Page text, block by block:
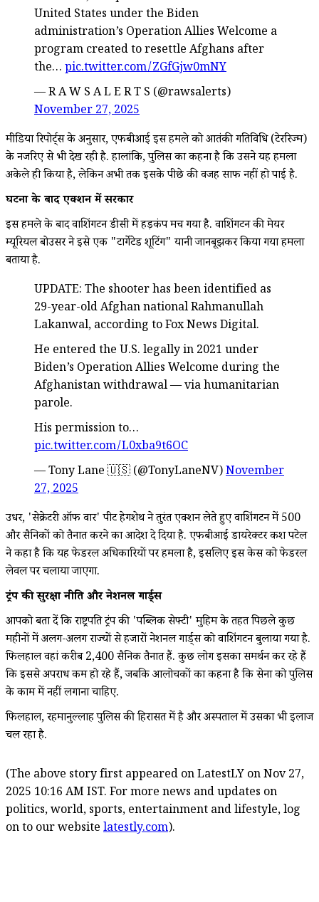
United States under the Biden
administration’s Operation Allies Welcome a
program created to resettle Afghans after
the… pic.twitter.com/ZGfGjw0mNY
— R A W S A L E R T S (@rawsalerts)
November 27, 2025
मीडिया रिपोर्ट्स के अनुसार, एफबीआई इस हमले को आतंकी गतिविधि (टेररिज्म)
के नजरिए से भी देख रही है. हालांकि, पुलिस का कहना है कि उसने यह हमला
अकेले ही किया है, लेकिन अभी तक इसके पीछे की वजह साफ नहीं हो पाई है.
घटना के बाद एक्शन में सरकार
इस हमले के बाद वाशिंगटन डीसी में हड़कंप मच गया है. वाशिंगटन की मेयर
म्यूरियल बोउसर ने इसे एक "टार्गेटेड शूटिंग" यानी जानबूझकर किया गया हमला
बताया है.
UPDATE: The shooter has been identified as
29-year-old Afghan national Rahmanullah
Lakanwal, according to Fox News Digital.
He entered the U.S. legally in 2021 under
Biden’s Operation Allies Welcome during the
Afghanistan withdrawal — via humanitarian
parole.
His permission to…
pic.twitter.com/L0xba9t6OC
— Tony Lane 🇺🇸 (@TonyLaneNV)November
27, 2025
उधर, 'सेक्रेटरी ऑफ वार' पीट हेगशेथ ने तुरंत एक्शन लेते हुए वाशिंगटन में 500
और सैनिकों को तैनात करने का आदेश दे दिया है. एफबीआई डायरेक्टर कश पटेल
ने कहा है कि यह फेडरल अधिकारियों पर हमला है, इसलिए इस केस को फेडरल
लेवल पर चलाया जाएगा.
ट्रंप की सुरक्षा नीति और नेशनल गार्ड्स
आपको बता दें कि राष्ट्रपति ट्रंप की 'पब्लिक सेफ्टी' मुहिम के तहत पिछले कुछ
महीनों में अलग-अलग राज्यों से हजारों नेशनल गार्ड्स को वाशिंगटन बुलाया गया है.
फिलहाल वहां करीब 2,400 सैनिक तैनात हैं. कुछ लोग इसका समर्थन कर रहे हैं
कि इससे अपराध कम हो रहे हैं, जबकि आलोचकों का कहना है कि सेना को पुलिस
के काम में नहीं लगाना चाहिए.
फिलहाल, रहमानुल्लाह पुलिस की हिरासत में है और अस्पताल में उसका भी इलाज
चल रहा है.
(The above story first appeared on LatestLY on Nov 27,
2025 10:16 AM IST. For more news and updates on
politics, world, sports, entertainment and lifestyle, log
on to our website latestly.com).